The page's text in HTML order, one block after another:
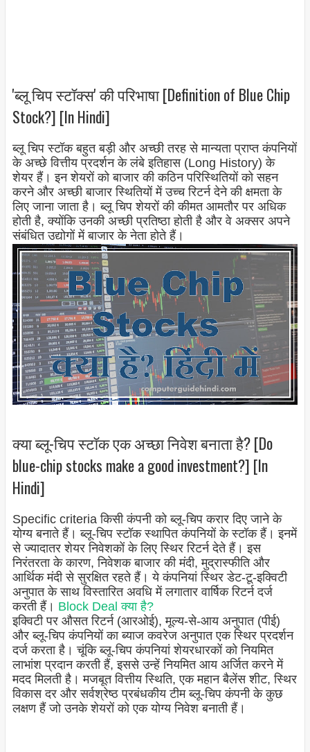
'ब्लू चिप स्टॉक्स' की परिभाषा [Definition of Blue Chip
Stock?] [In Hindi]
ब्लू चिप स्टॉक बहुत बड़ी और अच्छी तरह से मान्यता प्राप्त कंपनियों
के अच्छे वित्तीय प्रदर्शन के लंबे इतिहास (Long History) के
शेयर हैं। इन शेयरों को बाजार की कठिन परिस्थितियों को सहन
करने और अच्छी बाजार स्थितियों में उच्च रिटर्न देने की क्षमता के
लिए जाना जाता है। ब्लू चिप शेयरों की कीमत आमतौर पर अधिक
होती है, क्योंकि उनकी अच्छी प्रतिष्ठा होती है और वे अक्सर अपने
संबंधित उद्योगों में बाजार के नेता होते हैं।
क्या ब्लू-चिप स्टॉक एक अच्छा निवेश बनाता है? [Do
blue-chip stocks make a good investment?] [In
Hindi]
Specific criteria किसी कंपनी को ब्लू-चिप करार दिए जाने के
योग्य बनाते हैं। ब्लू-चिप स्टॉक स्थापित कंपनियों के स्टॉक हैं। इनमें
से ज्यादातर शेयर निवेशकों के लिए स्थिर रिटर्न देते हैं। इस
निरंतरता के कारण, निवेशक बाजार की मंदी, मुद्रास्फीति और
आर्थिक मंदी से सुरक्षित रहते हैं। ये कंपनियां स्थिर डेट-टू-इक्विटी
अनुपात के साथ विस्तारित अवधि में लगातार वार्षिक रिटर्न दर्ज
करती हैं। Block Deal क्या है?
इक्विटी पर औसत रिटर्न (आरओई), मूल्य-से-आय अनुपात (पीई)
और ब्लू-चिप कंपनियों का ब्याज कवरेज अनुपात एक स्थिर प्रदर्शन
दर्ज करता है। चूंकि ब्लू-चिप कंपनियां शेयरधारकों को नियमित
लाभांश प्रदान करती हैं, इससे उन्हें नियमित आय अर्जित करने में
मदद मिलती है। मजबूत वित्तीय स्थिति, एक महान बैलेंस शीट, स्थिर
विकास दर और सर्वश्रेष्ठ प्रबंधकीय टीम ब्लू-चिप कंपनी के कुछ
लक्षण हैं जो उनके शेयरों को एक योग्य निवेश बनाती हैं।